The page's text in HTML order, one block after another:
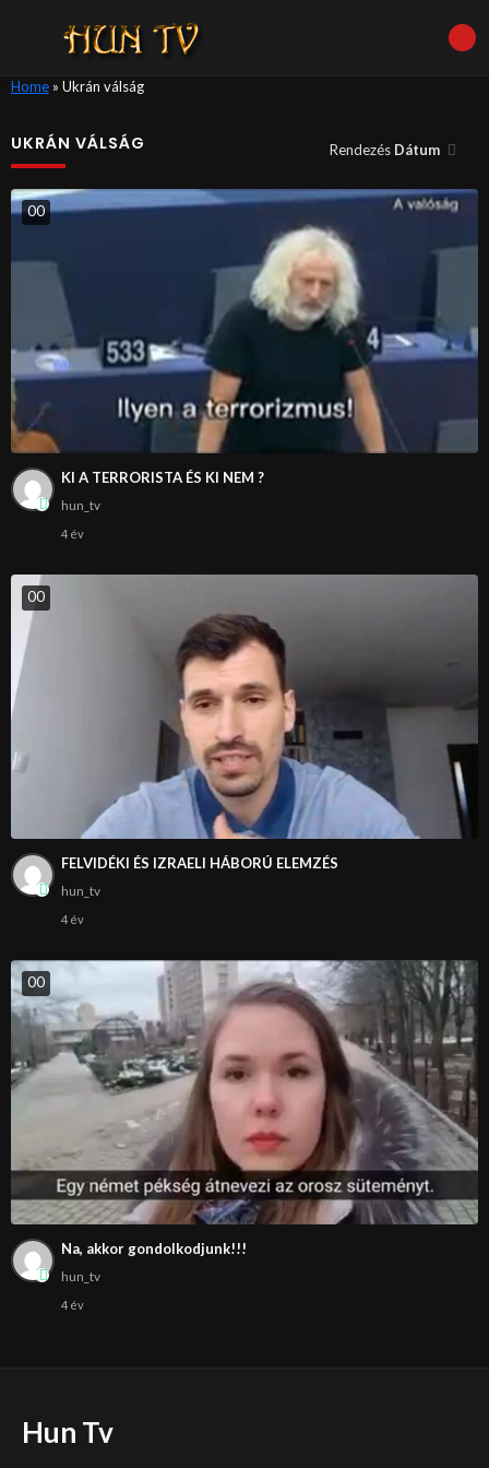
Home» Ukrán válság
UKRÁN VÁLSÁG Rendezés Dátum
00
KI A TERRORISTA ÉS KI NEM ?
hun_tv
4 év
00
FELVIDÉKI ÉS IZRAELI HÁBORÚ ELEMZÉS
hun_tv
4 év
00
Na, akkor gondolkodjunk!!!
hun_tv
4 év
Hun Tv